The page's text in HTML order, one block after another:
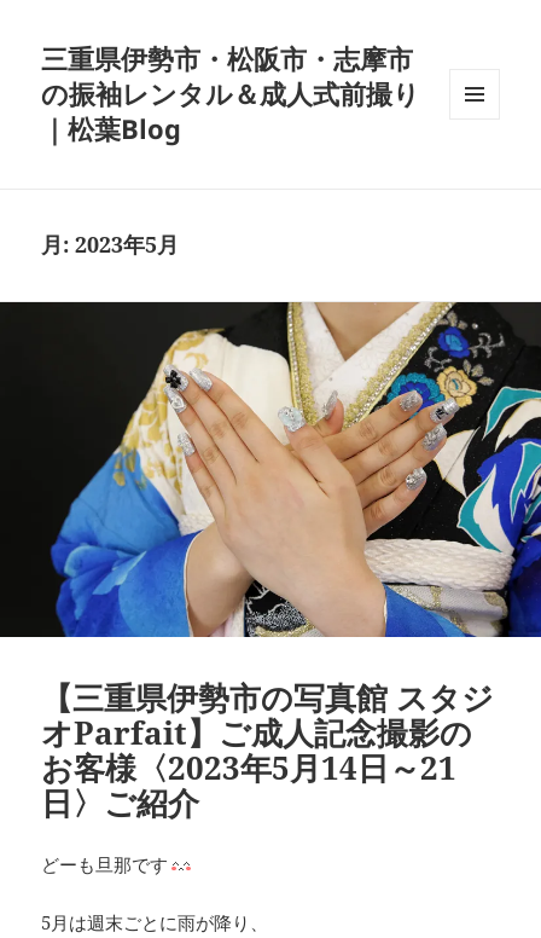
三重県伊勢市・松阪市・志摩市
の振袖レンタル＆成人式前撮り
｜松葉Blog
月:2023年5月
【三重県伊勢市の写真館 スタジ
オParfait】ご成人記念撮影の
お客様〈2023年5月14日～21
日〉ご紹介
どーも旦那です
5月は週末ごとに雨が降り、